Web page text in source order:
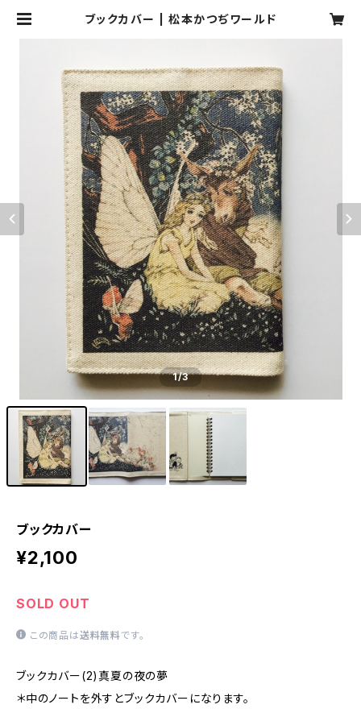
ブックカバー | 松本かつぢワールド
1/3
ブックカバー
¥2,100
SOLD OUT
この商品は送料無料です。
ブックカバー(2)真夏の夜の夢
＊中のノートを外すとブックカバーになります。